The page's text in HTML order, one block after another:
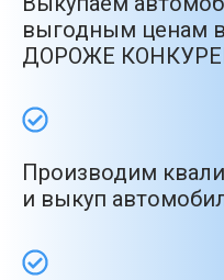
выгодным ценам в
ДОРОЖЕ
Производим
и выкуп